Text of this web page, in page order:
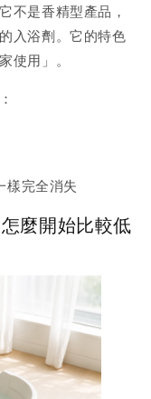
不是香精型產品，
入浴劑。它的特色
使用」。
樣完全消失
麼開始比較低